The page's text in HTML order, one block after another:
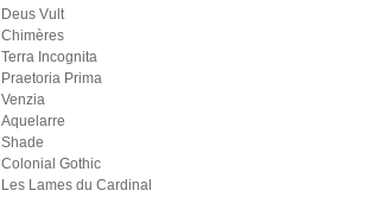
Deus Vult
Chimères
Terra Incognita
Praetoria Prima
Venzia
Aquelarre
Shade
Colonial Gothic
Les Lames du Cardinal